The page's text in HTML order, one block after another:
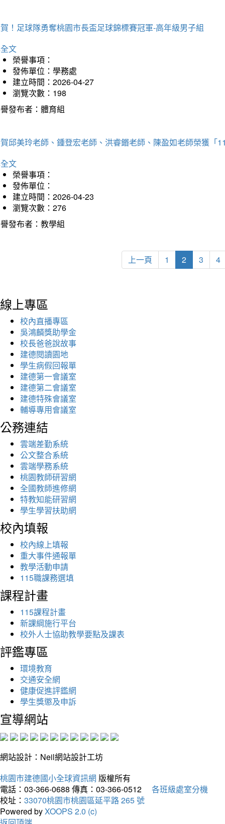
！足球隊勇奪桃園市長盃足球錦標賽冠軍-高年級男子組
文
榮譽事項：
發佈單位：學務處
建立時間：2026-04-27
瀏覽次數：198
發布者：體育組
邱美玲老師、鍾登宏老師、洪睿鍲老師、陳盈如老師榮獲「
文
榮譽事項：
發佈單位：
建立時間：2026-04-23
瀏覽次數：276
發布者：教學組
上一頁 1 2 3 4
線上專區
校內直播專區
吳鴻麟獎助學金
校長爸爸說故事
建德閱讀園地
學生病假回報單
建德第一會議室
建德第二會議室
建德特殊會議室
輔導專用會議室
公務連結
雲端差勤系統
公文整合系統
雲端學務系統
桃園教師研習網
全國教師進修網
特教知能研習網
學生學習扶助網
校內填報
校內線上填報
重大事件通報單
教學活動申請
115職課務選填
課程計畫
115課程計畫
新課綱施行平台
校外人士協助教學要點及課表
評鑑專區
環境教育
交通安全網
健康促進評鑑網
學生獎懲及申訴
宣導網站
網站設計：Neil網站設計工坊
桃園市建德國小全球資訊網 版權所有
電話：03-366-0688 傳真：03-366-0512
各班級處室分機
校址： 33070桃園市桃園區延平路 265 號
Powered byXOOPS 2.0 (c)